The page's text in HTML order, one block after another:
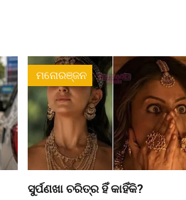
ମନୋରଞ୍ଜନ
ସୁର୍ପଣଖା ଚରିତ୍ର ହିଁ କାହିଁକି?